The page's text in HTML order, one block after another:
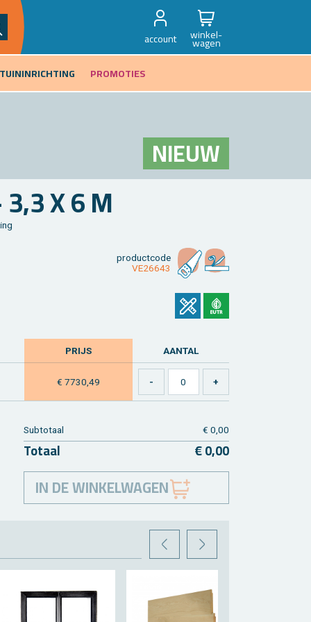
account winkel-
wagen
TUININRICHTING PROMOTIES
NIEUW
X 6 M
product­code
VE26643
PRIJS AAN­TAL
€ 7730,49
Sub­to­taal € 0,00
To­taal € 0,00
IN DE WINKELWAGEN
VORIGEVOLGENDE